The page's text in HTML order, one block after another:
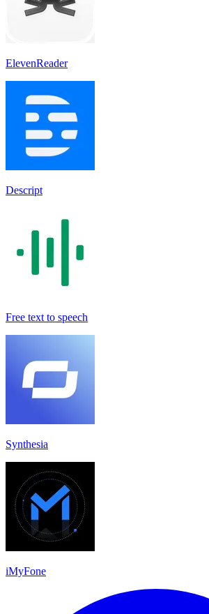
ElevenReader
Descript
Free text to speech
Synthesia
iMyFone